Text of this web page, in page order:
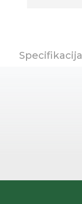
Specifikacija